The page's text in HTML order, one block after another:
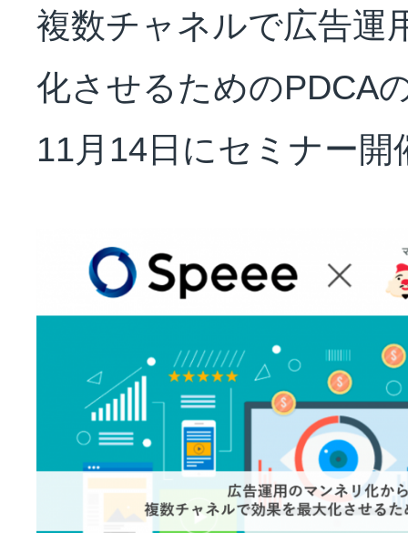
NEWS
会社概要
サステナビリティ
投資家情報
お問い合わせ
複数チャネルで広告運
化させるためのPDCA
11月14日にセミナー開